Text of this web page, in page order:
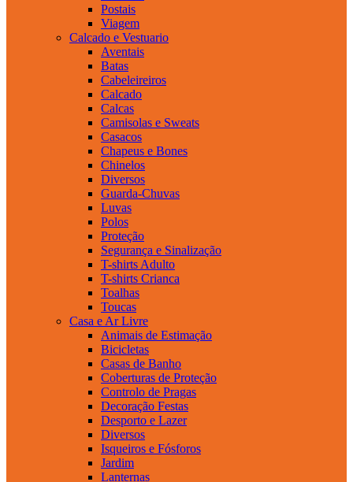
Postais
Viagem
Calcado e Vestuario
Aventais
Batas
Cabeleireiros
Calcado
Calcas
Camisolas e Sweats
Casacos
Chapeus e Bones
Chinelos
Diversos
Guarda-Chuvas
Luvas
Polos
Proteção
Segurança e Sinalização
T-shirts Adulto
T-shirts Crianca
Toalhas
Toucas
Casa e Ar Livre
Animais de Estimação
Bicicletas
Casas de Banho
Coberturas de Proteção
Controlo de Pragas
Decoração Festas
Desporto e Lazer
Diversos
Isqueiros e Fósforos
Jardim
Lanternas